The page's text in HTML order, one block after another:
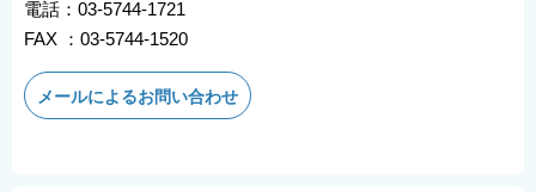
電話：03-5744-1721
FAX ：03-5744-1520
メールによるお問い合わせ